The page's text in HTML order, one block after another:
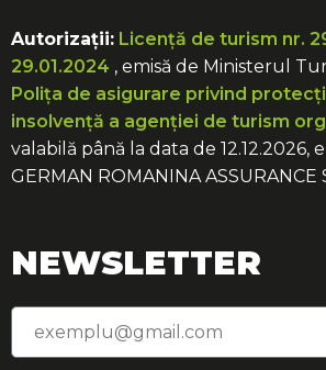
Autorizații: Licență de turism nr.
29.01.2024 , emisă de Ministerul
Polița de asigurare privind
insolvență a agenției de turism
valabilă până la data de 12.12.2026,
GERMAN ROMANINA ASSURANCE
NEWSLETTER